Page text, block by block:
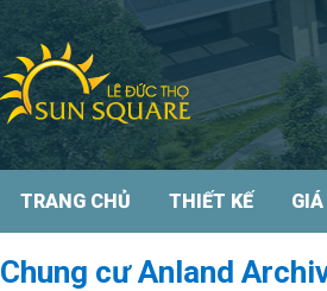
TRANG CHỦ THIẾT KẾ
Chung cư Anland